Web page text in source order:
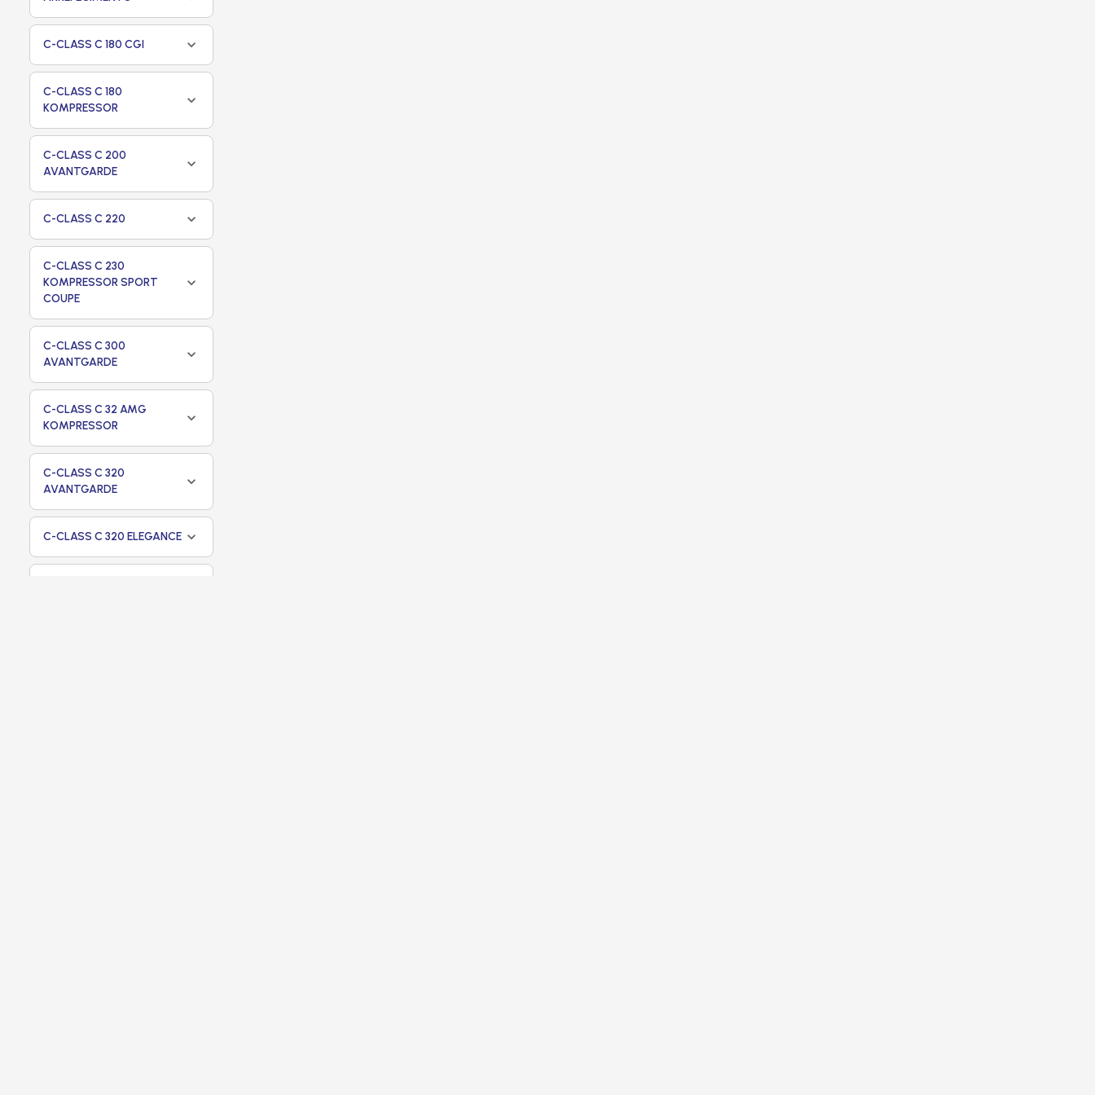
C-CLASS C 180 CGI
C-CLASS C 180
KOMPRESSOR
C-CLASS C 200
AVANTGARDE
C-CLASS C 220
C-CLASS C 230
KOMPRESSOR SPORT
COUPE
C-CLASS C 300
AVANTGARDE
C-CLASS C 32 AMG
KOMPRESSOR
C-CLASS C 320
AVANTGARDE
C-CLASS C 320 ELEGANCE